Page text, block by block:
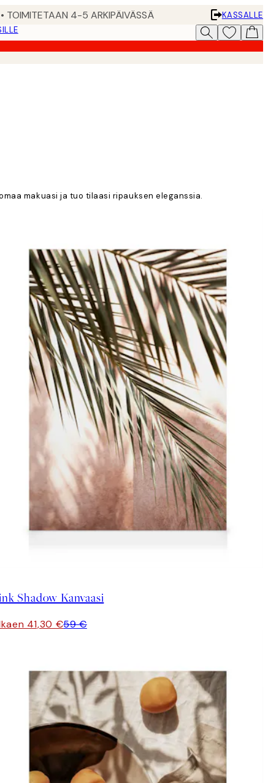
TOIMITETAAN 4-5 ARKIPÄIVÄSSÄ
KASSALLE
makuasi ja tuo tilaasi ripauksen eleganssia.
Shadow Kanvaasi
41,30 €59 €